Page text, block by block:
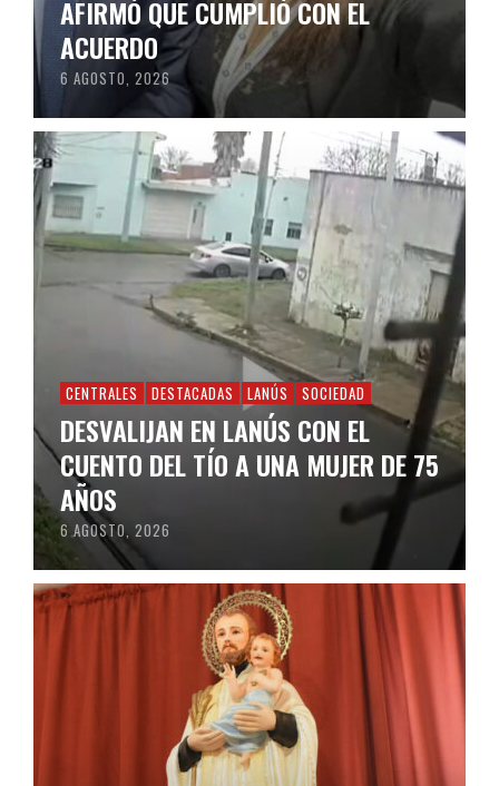
AFIRMÓ QUE CUMPLIÓ CON EL
ACUERDO
6 AGOSTO, 2026
CENTRALES DESTACADAS LANÚS SOCIEDAD
DESVALIJAN EN LANÚS CON EL
CUENTO DEL TÍO A UNA MUJER DE 75
AÑOS
6 AGOSTO, 2026